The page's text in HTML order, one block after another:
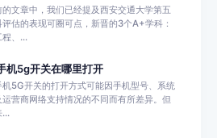
的文章中，我们已经提及西安交通大学第五
评估的表现可圈可点，新晋的3个A+学科：
程、...
机5g开关在哪里打开
5G开关的打开方式可能因手机型号、系统
运营商网络支持情况的不同而有所差异。但
...